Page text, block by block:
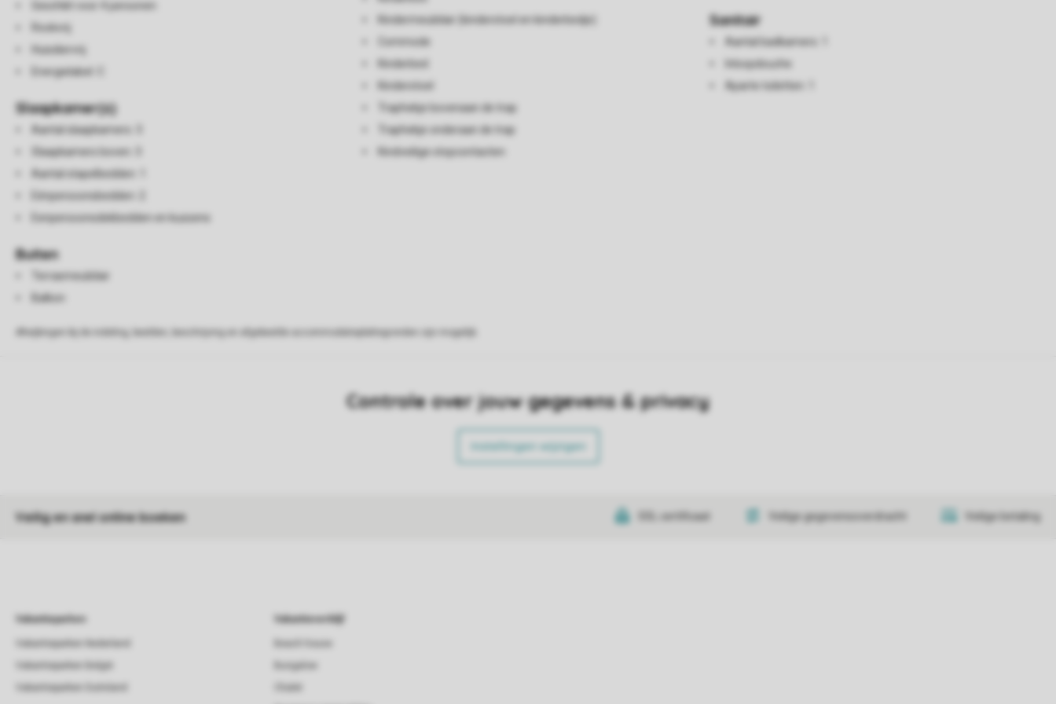
Geschikt voor 4 personen
Rookvrij
Huisdiervrij
Energielabel: C
Slaapkamer(s)
Aantal slaapkamers: 3
Slaapkamers boven: 3
Aantal stapelbedden: 1
Eénpersoonsbedden: 2
Eenpersoonsdekbedden en kussens
Buiten
Terrasmeubilair
Balkon
Kindermeubilair (kinderstoel en kinderbedje)
Commode
Kinderbed
Kinderstoel
Traphekje bovenaan de trap
Traphekje onderaan de trap
Kindveilige stopcontacten
Sanitair
Aantal badkamers: 1
Inloopdouche
Aparte toiletten: 1
Controle over jouw gegevens & privacy
Instellingen wijzigen
Veilig en snel online boeken SSL certificaat Veilige gegevensoverdracht Veilige betaling
Vakantieparken Vakantieverblijf